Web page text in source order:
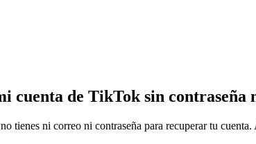
cuenta de TikTok sin contraseña
tienes ni correo ni contraseña para recuperar tu